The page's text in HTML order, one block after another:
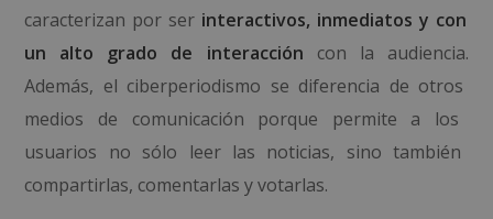
caracterizan por ser interactivos, inmediatos y con
un alto grado de interacción con la audiencia.
Además, el ciberperiodismo se diferencia de otros
medios de comunicación porque permite a los
usuarios no sólo leerlas noticias, sino también
compartirlas, comentarlas yvotarlas.